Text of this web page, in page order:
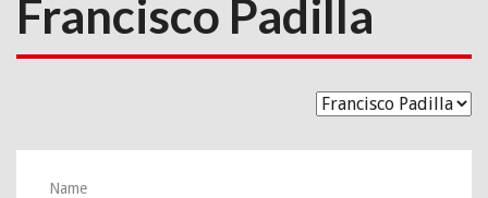
Francisco Padilla
Name